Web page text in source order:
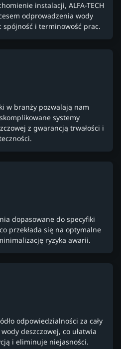
instalacji, ALFA-TECH
odprowadzenia wody
spójność i terminowość prac.
w branży pozwalają nam
systemy
z gwarancją trwałości i
dopasowane do specyfiki
przekłada się na optymalne
ryzyka awarii.
odpowiedzialności za cały
deszczowej, co ułatwia
i eliminuje niejasności.